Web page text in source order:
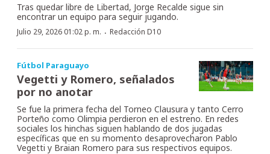
Tras quedar libre de Libertad, Jorge Recalde sigue sin
encontrar un equipo para seguir jugando.
Julio 29, 2026 01:02 p. m. · Redacción D10
Fútbol Paraguayo
Vegetti y Romero, señalados
por no anotar
Se fue la primera fecha del Torneo Clausura y tanto Cerro
Porteño como Olimpia perdieron en el estreno. En redes
sociales los hinchas siguen hablando de dos jugadas
específicas que en su momento desaprovecharon Pablo
Vegetti y Braian Romero para sus respectivos equipos.